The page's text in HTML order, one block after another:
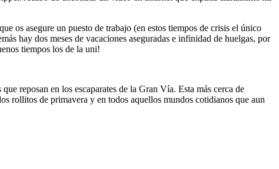
os asegure un puesto de trabajo (en estos tiempos de crisis el único
hay dos meses de vacaciones aseguradas e infinidad de huelgas, por
tiempos los de la uni!
reposan en los escaparates de la Gran Vía. Esta más cerca de
rollitos de primavera y en todos aquellos mundos cotidianos que aun